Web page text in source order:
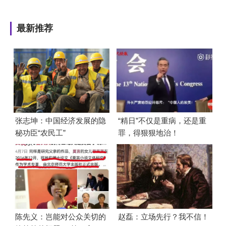
最新推荐
张志坤：中国经济发展的隐
秘功臣“农民工”
“精日”不仅是重病，还是重
罪，得狠狠地治！
陈先义：岂能对公众关切的
赵磊：立场先行？我不信！